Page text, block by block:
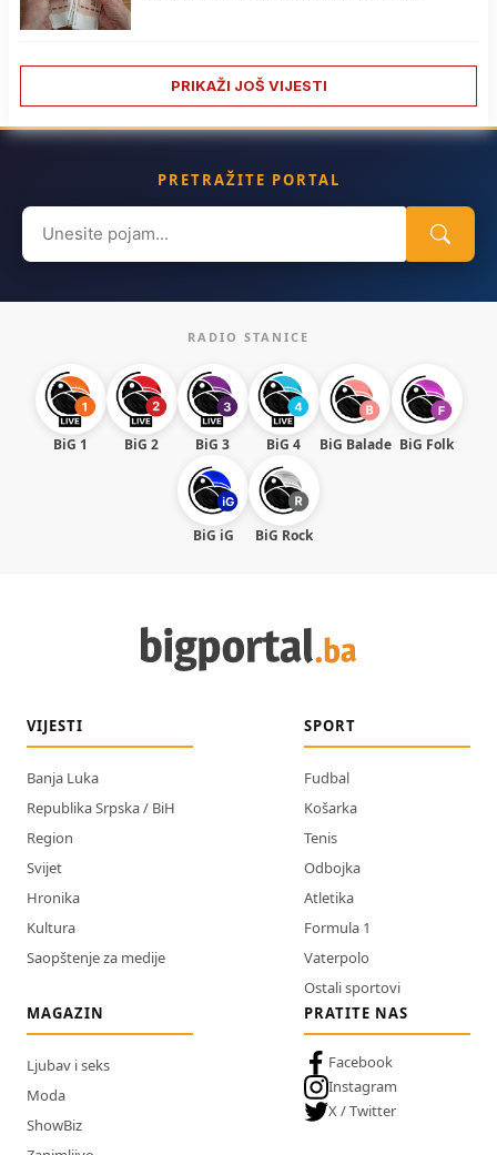
PRIKAŽI JOŠ VIJESTI
PRETRAŽITE PORTAL
Search
for:
RADIO STANICE
BiG 1 BiG 2 BiG 3 BiG 4 BiG Balade BiG Folk
BiG iG BiG Rock
VIJESTI
Banja Luka
Republika Srpska / BiH
Region
Svijet
Hronika
Kultura
Saopštenje za medije
SPORT
Fudbal
Košarka
Tenis
Odbojka
Atletika
Formula 1
Vaterpolo
Ostali sportovi
MAGAZIN
Ljubav i seks
Moda
ShowBiz
PRATITE NAS
Facebook
Instagram
X / Twitter